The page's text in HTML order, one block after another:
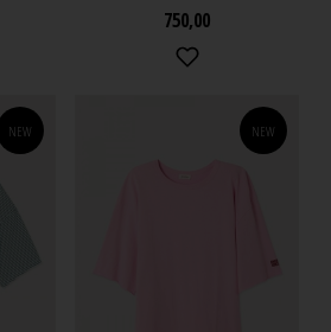
750,00
NEW NEW